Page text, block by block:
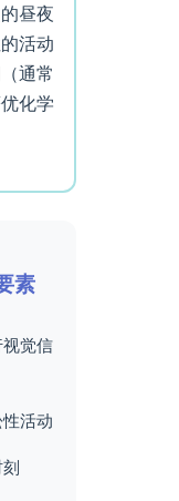
昼夜
活动
通常
化学
素
觉信
活动